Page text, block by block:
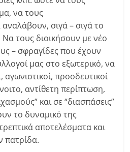
να τους
σιγά – σιγά το
τους διοικήσουν με νέο
– σφραγίδες που έχουν
μας στο εξωτερικό, να
προοδευτικοί
αντίθετη περίπτωση,
και σε “διασπάσεις”
το δυναμικό της
αποτελέσματα και
πατρίδα.